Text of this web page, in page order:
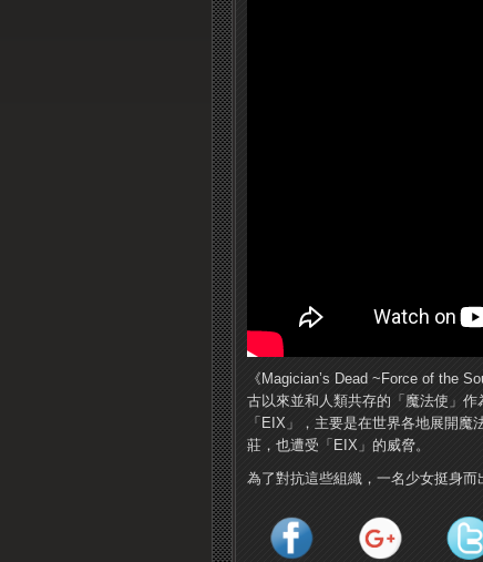
《Magician’s Dead ~Force of the
古以來並和人類共存的「魔法使」
「EIX」，主要是在世界各地展開
莊，也遭受「EIX」的威脅。
為了對抗這些組織，一名少女挺身而